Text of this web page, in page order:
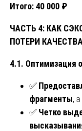
Итого: 40 000 ₽
ЧАСТЬ 4: КАК
ПОТЕРИ
4.1. Оптимизация
✅
фрагменты,
✅ Четко